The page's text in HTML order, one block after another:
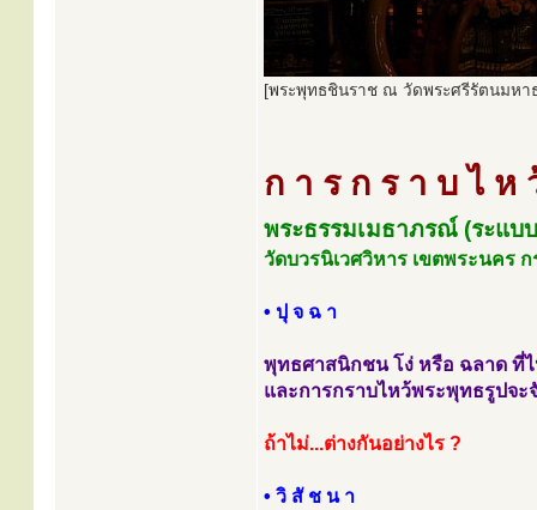
[พระพุทธชินราช ณ วัดพระศรีรัตนมห
ก า ร ก ร า บ ไ ห
พระธรรมเมธาภรณ์ (ระแ
วัดบวรนิเวศวิหาร เขตพระนคร
• ปุ จ ฉ า
พุทธศาสนิกชน โง่ หรือ ฉลาด ที่
และการกราบไหว้พระพุทธรูปจะ
ถ้าไม่...ต่างกันอย่างไร ?
• วิ สั ช น า